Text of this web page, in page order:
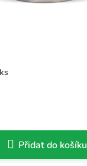
Přidat do košíku